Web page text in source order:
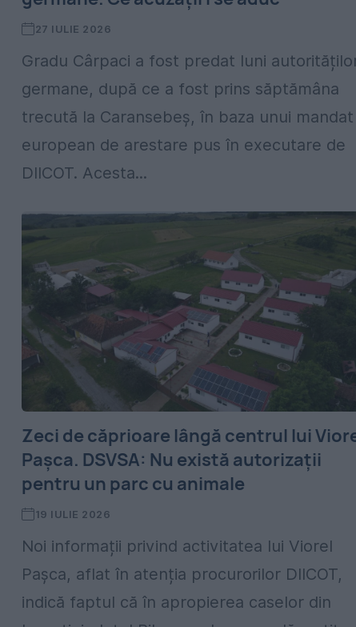
27 IULIE 2026
Gradu Cârpaci a fost predat luni
germane, după ce a fost prins săptămâna
trecută la Caransebeș, în baza unui mandat
european de arestare pus în executare de
DIICOT. Acesta...
Zeci de căprioare lângă centrul lui
Pașca. DSVSA: Nu există autorizații
pentru un parc cu animale
19 IULIE 2026
Noi informații privind activitatea lui Viorel
Pașca, aflat în atenția procurorilor DIICOT,
indică faptul că în apropierea caselor din